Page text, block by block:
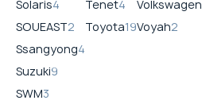
Solaris4
SOUEAST2
Ssangyong4
Suzuki9
SWM3
Tenet4
Toyota19
Volkswagen
Voyah2